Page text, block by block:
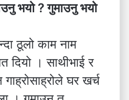
भयो ? गुमाउनु भयो
ठूलो काम नाम
। साथीभाई र
घर खर्च